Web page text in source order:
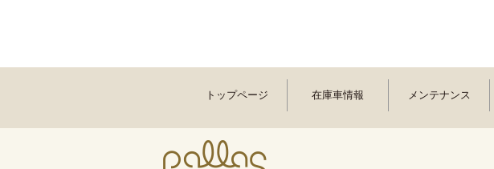
トップページ 在庫車情報 メンテナンス